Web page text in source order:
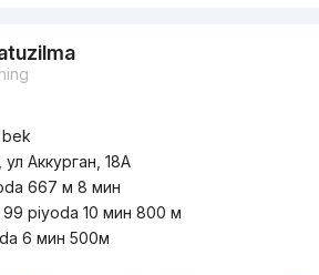
Аккурган, 18A
667 м 8 мин
piyoda 10 мин 800 м
6 мин 500м